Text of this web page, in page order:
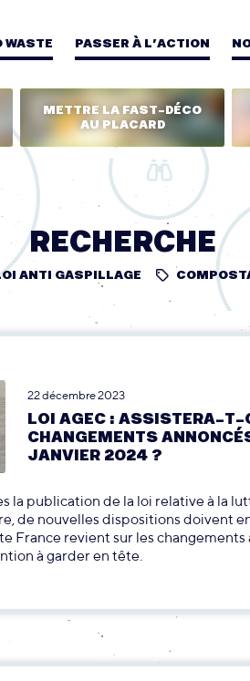
WASTE PASSER À L’ACTION
METTRE LA FAST-DÉCO
AU PLACARD
RECHERCHE
ANTI GASPILLAGE
22 décembre 2023
LOI AGEC : ASSISTERA-T-
CHANGEMENTS
JANVIER 2024 ?
la publication de la loi relative à la
de nouvelles dispositions doivent
France revient sur les
à garder en tête.